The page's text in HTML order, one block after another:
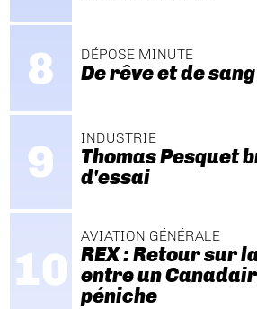
DÉPOSE MINUTE
De rêve et de sang
INDUSTRIE
Thomas Pesquet
d'essai
AVIATION GÉNÉRALE
REX : Retour sur
entre un
péniche